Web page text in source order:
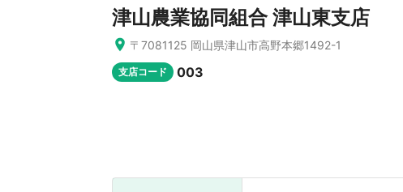
津山農業協同組合 津山東支店
〒7081125 岡山県津山市高野本郷1492-1
支店コード 003